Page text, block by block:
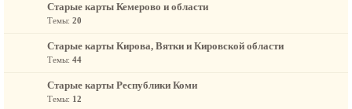
Старые карты Кемерово и области
Темы: 20
Старые карты Кирова, Вятки и Кировской области
Темы: 44
Старые карты Республики Коми
Темы: 12